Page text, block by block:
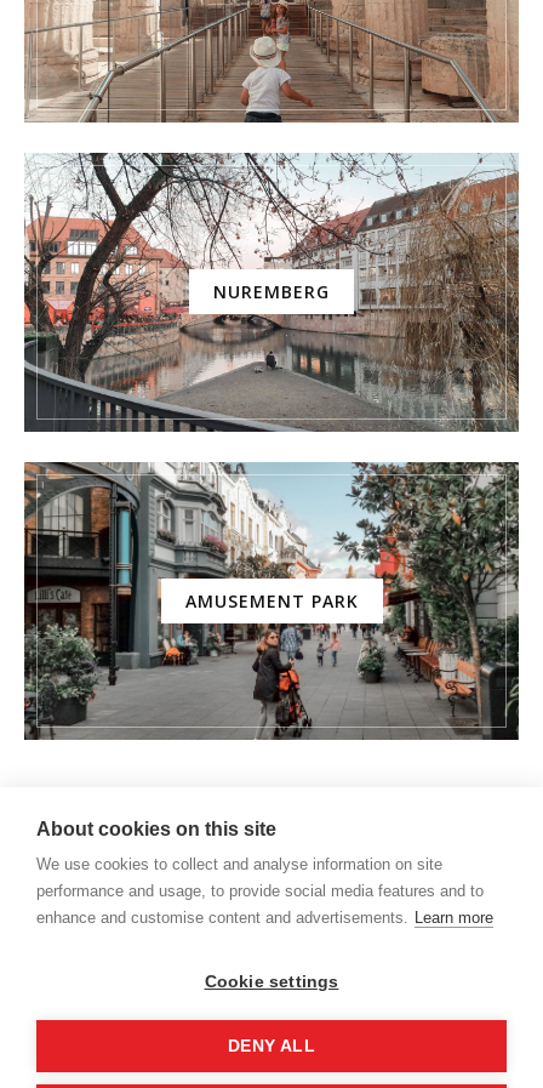
NUREMBERG
AMUSEMENT PARK
About cookies on this site
We use cookies to collect and analyse information on site
performance and usage, to provide social media features and to
enhance and customise content and advertisements. Learn more
Cookie settings
DENY ALL